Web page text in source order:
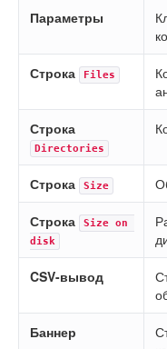
Параметры
Строка Files
Строка
Directories
Строка Size
Строка
Size on
disk
CSV-вывод
Баннер